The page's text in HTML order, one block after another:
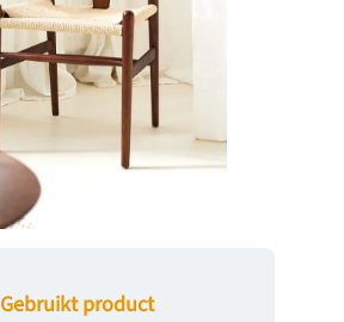
Gebruikt product